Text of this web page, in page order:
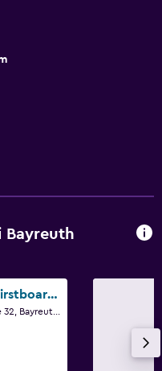
Bayreuth
Apart-Hotel Firstboarding Bayreuth